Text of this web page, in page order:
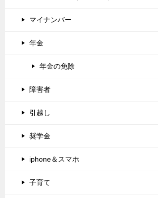
マイナンバー
年金
年金の免除
障害者
引越し
奨学金
iphone＆スマホ
子育て